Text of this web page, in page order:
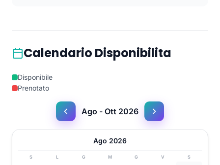
Calendario Disponibilita
Disponibile
Prenotato
Ago - Ott 2026
Ago 2026
S L G M G V S